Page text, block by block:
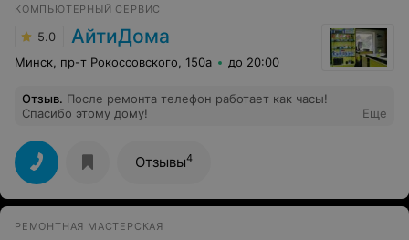
КОМПЬЮТЕРНЫЙ СЕРВИС
5.0 АйтиДома
Минск, пр-т Рокоссовского, 150а до 20:00
Отзыв. После ремонта телефон работает как часы!
Спасибо этому дому!
Еще
Отзывы4
РЕМОНТНАЯ МАСТЕРСКАЯ